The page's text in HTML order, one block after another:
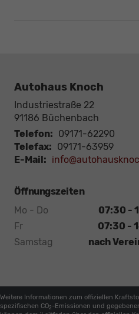
Autohaus Knoch
Industriestraße 22
91186 Büchenbach
Telefon: 09171-62290
Telefax: 09171-63959
E-Mail:
Öffnungszeiten
Mo - Do
07:30 -
Fr
07:30 -
Samstag
nach
Weitere Informationen zum offiziellen
spezifischen CO2 -Emissionen und